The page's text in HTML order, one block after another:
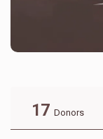
17 Donors